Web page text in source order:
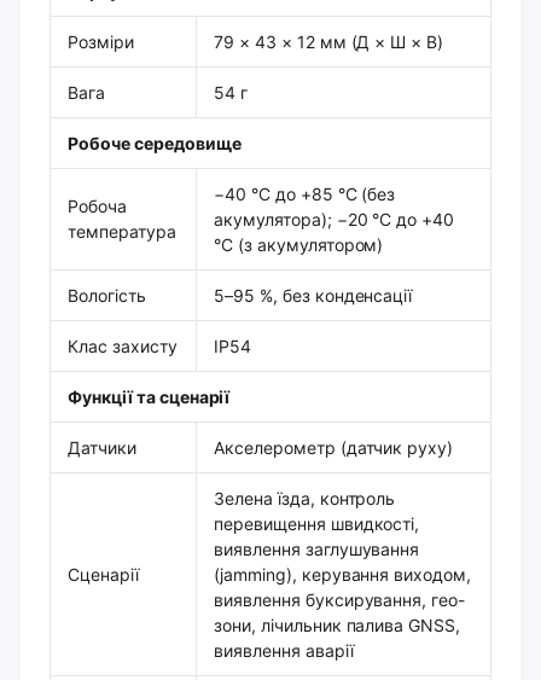
Розміри 79 × 43 × 12 мм (Д × Ш × В)
Вага 54 г
Робоче середовище
Робоча
температура
−40 °C до +85 °C (без
акумулятора); −20 °C до +40
°C (з акумулятором)
Вологість 5–95 %, без конденсації
Клас захисту IP54
Функції та сценарії
Датчики Акселерометр (датчик руху)
Сценарії
Зелена їзда, контроль
перевищення швидкості,
виявлення заглушування
(jamming), керування виходом,
виявлення буксирування, гео-
зони, лічильник палива GNSS,
виявлення аварії